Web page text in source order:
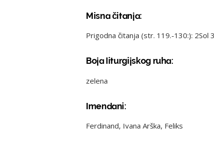
Misna čitanja:
Prigodna čitanja (str. 119.-130:):
Boja liturgijskog ruha:
zelena
Imendani:
Ferdinand, Ivana Arška, Feliks